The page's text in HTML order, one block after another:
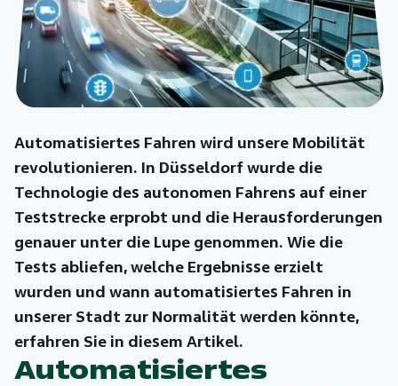
Automatisiertes Fahren wird unsere Mobilität
revolutionieren. In Düsseldorf wurde die
Technologie des autonomen Fahrens auf einer
Teststrecke erprobt und die Herausforderungen
genauer unter die Lupe genommen. Wie die
Tests abliefen, welche Ergebnisse erzielt
wurden und wann automatisiertes Fahren in
unserer Stadt zur Normalität werden könnte,
erfahren Sie in diesem Artikel.
Automatisiertes